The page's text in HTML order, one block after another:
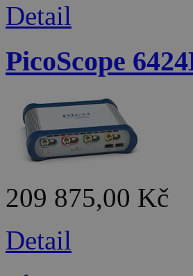
Detail
PicoScope
209 875,00 Kč
Detail